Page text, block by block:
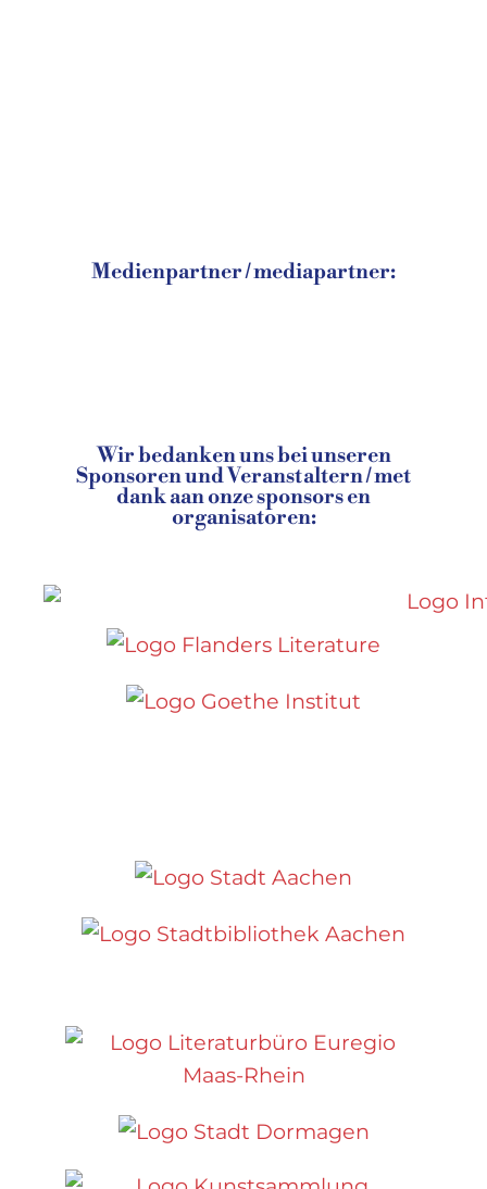
Medienpartner / mediapartner:
Wir bedanken uns bei unseren
Sponsoren und Veranstaltern / met
dank aan onze sponsors en
organisatoren: